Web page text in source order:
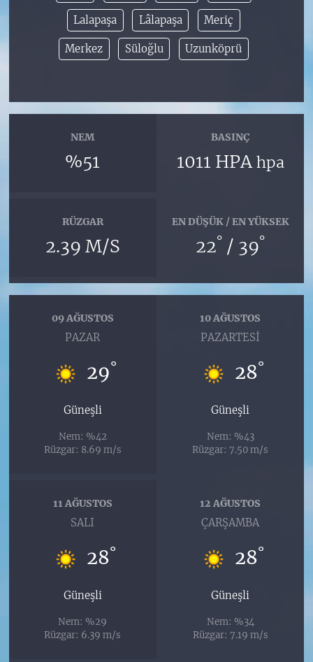
Lalapaşa Lâlapaşa Meriç
Merkez Süloğlu Uzunköprü
NEM
%51
BASINÇ
1011 HPAhpa
RÜZGAR
2.39 M/S
EN DÜŞÜK / EN YÜKSEK
22° / 39°
09 AĞUSTOS
PAZAR
29°
Güneşli
Nem: %42
Rüzgar: 8.69 m/s
10 AĞUSTOS
PAZARTESI
28°
Güneşli
Nem: %43
Rüzgar: 7.50 m/s
11 AĞUSTOS
SALI
28°
Güneşli
Nem: %29
Rüzgar: 6.39 m/s
12 AĞUSTOS
ÇARŞAMBA
28°
Güneşli
Nem: %34
Rüzgar: 7.19 m/s